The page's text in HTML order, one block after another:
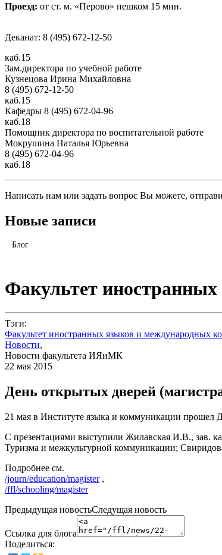
Проезд: от ст. м. «Перово» пешком 15 мин.
Деканат: 8 (495) 672-12-50
каб.15
Зам.директора по учебной работе
Кузнецова Ирина Михайловна
8 (495) 672-12-50
каб.15
Кафедры 8 (495) 672-04-96
каб.18
Помощник директора по воспитательной работе
Мокрушина Наталья Юрьевна
8 (495) 672-04-96
каб.18
Написать нам или задать вопрос Вы можете,
Новые записи
Блог
Факультет
Тэги:
Факультет иностранных языков и международных
Новости,
Новости факультета ИЯиМК
22 мая 2015
День открытых дверей
21 мая в Институте языка и коммуникации прошел
С презентациями выступили Жилавская И.В., зав.
Туризма и межкультурной коммуникации;
Подробнее см.
/journ/education/magister,
/ffl/schooling/magister
Предыдущая новостьСледущая новость
Ссылка для блога
Поделиться: